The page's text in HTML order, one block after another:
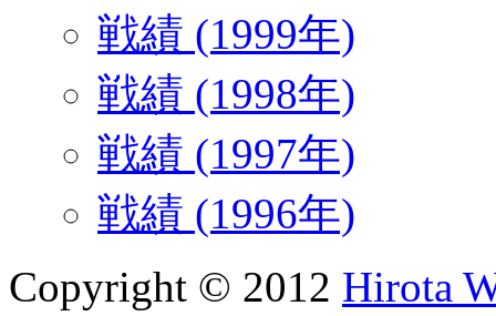
戦績 (1999年)
戦績 (1998年)
戦績 (1997年)
戦績 (1996年)
Copyright © 2012 Hirota